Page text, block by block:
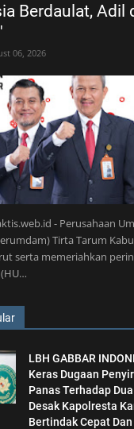
Berdaulat, Adil
06, 2026
- Perusahaan
Tirta Tarum
serta memeriahkan
LBH GABBAR
Keras Dugaan
Panas Terhadap
Desak Kapolresta
Bertindak Cepat